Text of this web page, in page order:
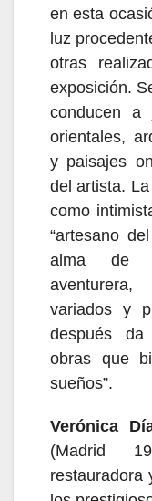
en esta
luz
otras
exposición.
conducen a
orientales,
y paisajes
del artista.
como
“artesano
alma de
aventurera,
variados y
después
obras que
sueños”.
Verónica
(Madrid
restauradora